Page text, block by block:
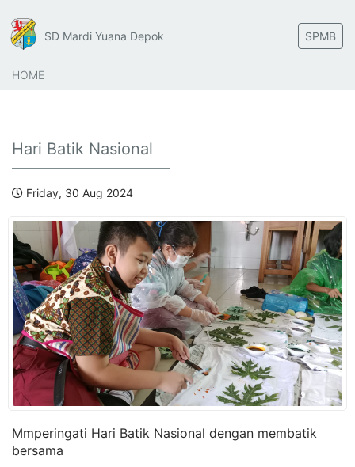
SD Mardi Yuana Depok SPMB
HOME
Hari Batik Nasional
Friday, 30 Aug 2024
Mmperingati Hari Batik Nasional dengan membatik
bersama